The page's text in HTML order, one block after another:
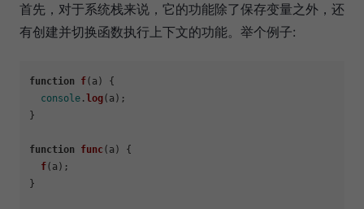
首先，对于系统栈来说，它的功能除了保存变量之外，还
有创建并切换函数执行上下文的功能。举个例子:
function f( a ) {
console . log(a);
}
function func ( a ) {
f(a);
}